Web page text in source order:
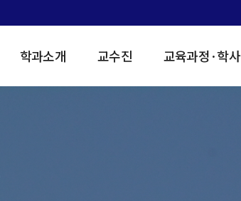
학과소개 교수진 교육과정·학사